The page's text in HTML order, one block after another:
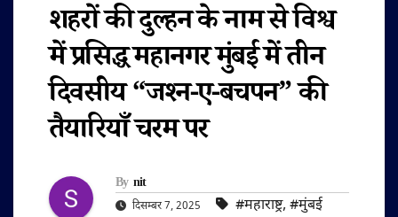
शहरों की दुल्हन के नाम से विश्व
में प्रसिद्ध महानगर मुंबई में तीन
दिवसीय “जश्न-ए-बचपन” की
तैयारियाँ चरम पर
By nit
दिसम्बर 7, 2025 #महाराष्ट्र, #मुंबई